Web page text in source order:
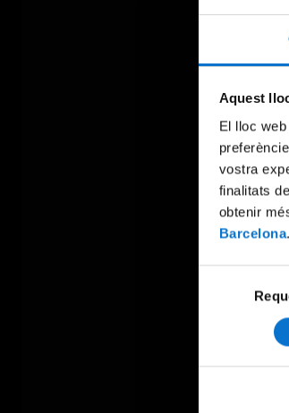
Aquest
El lloc
vostra
finalitats
obtenir
Barcelona.